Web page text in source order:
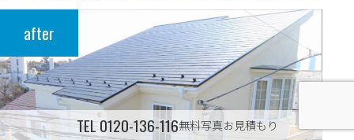
after
TEL0120-136-116無料写真お見積もり